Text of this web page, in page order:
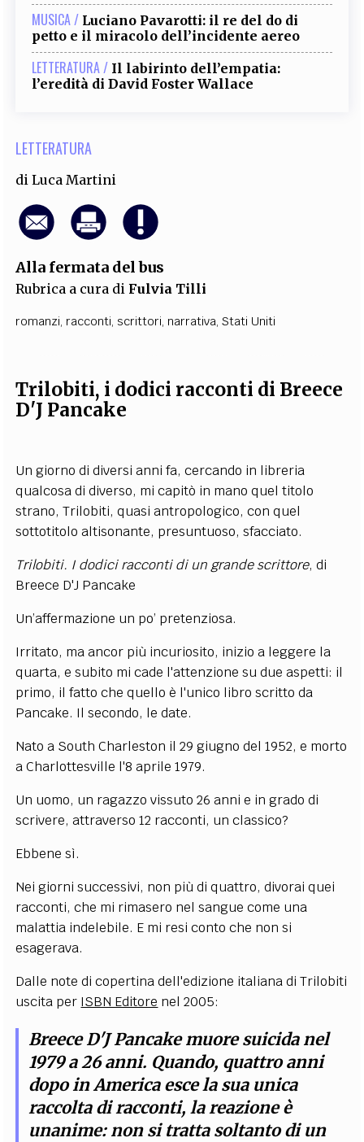
MUSICA / Luciano Pavarotti: il re del do di
petto e il miracolo dell’incidente aereo
LETTERATURA / Il labirinto dell’empatia:
l’eredità di David Foster Wallace
LETTERATURA
diLuca Martini
Alla fermata del bus
Rubrica a cura di Fulvia Tilli
romanzi, racconti,scrittori, narrativa,Stati Uniti
Trilobiti, i dodici racconti di Breece
D'J Pancake
Un giorno di diversi anni fa, cercando in libreria
qualcosa di diverso, mi capitò in mano quel titolo
strano, Trilobiti, quasi antropologico, con quel
sottotitolo altisonante, presuntuoso, sfacciato.
Trilobiti. I dodici racconti di un grande scrittore, di
Breece D'J Pancake
Un’affermazione un po’ pretenziosa.
Irritato, ma ancor più incuriosito, inizio a leggere la
quarta, e subito mi cade l'attenzione su due aspetti: il
primo, il fatto che quello è l'unico libro scritto da
Pancake. Il secondo, le date.
Nato a South Charleston il 29 giugno del 1952, e morto
a Charlottesville l'8 aprile 1979.
Un uomo, un ragazzo vissuto 26 anni e in grado di
scrivere, attraverso 12 racconti, un classico?
Ebbene sì.
Nei giorni successivi, non più di quattro, divorai quei
racconti, che mi rimasero nel sangue come una
malattia indelebile. E mi resi conto che non si
esagerava.
Dalle note di copertina dell'edizione italiana di Trilobiti
uscita per ISBN Editore nel 2005:
Breece D'J Pancake muore suicida nel
1979 a 26 anni. Quando, quattro anni
dopo in America esce la sua unica
raccolta di racconti, la reazione è
unanime: non si tratta soltanto di un